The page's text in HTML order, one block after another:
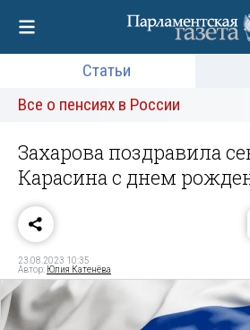
Статьи
Все о пенсиях в России
Захарова поздравила
Карасина с днем
23.08.2023 10:35
Автор: Юлия Катенёва